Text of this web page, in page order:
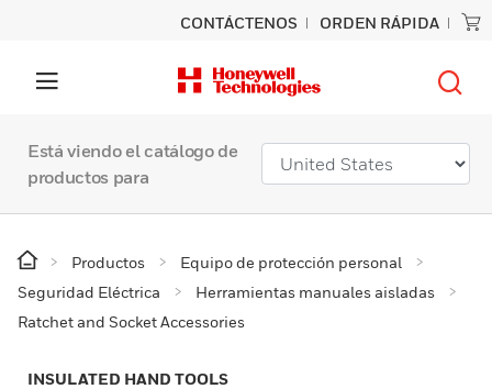
CONTÁCTENOS ORDEN RÁPIDA
Está viendo el catálogo de
productos para
Productos
Equipo de protección personal
Seguridad Eléctrica
Herramientas manuales aisladas
Ratchet and Socket Accessories
INSULATED HAND TOOLS